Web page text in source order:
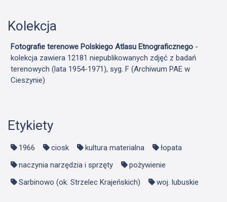
Kolekcja
Fotografie terenowe Polskiego Atlasu Etnograficznego -
kolekcja zawiera 12181 niepublikowanych zdjęć z badań
terenowych (lata 1954-1971), syg. F (Archiwum PAE w
Cieszynie)
Etykiety
1966 ciosk kultura materialna
łopata
naczynia narzędzia i sprzęty
pożywienie
Sarbinowo (ok. Strzelec Krajeńskich)
woj. lubuskie